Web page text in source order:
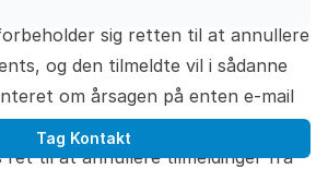
Tag Kontakt
sig retten til at annullere
og den tilmeldte vil i sådanne
om årsagen på enten e-mail
ret til at annullere tilmeldinger fra